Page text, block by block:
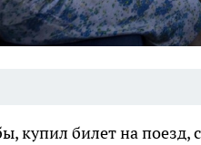
купил билет на